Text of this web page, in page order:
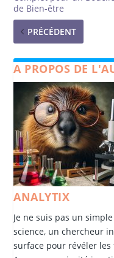
de Bien-être
PRÉCÉDENT
A PROPOS DE
ANALYTIX
Je ne suis pas un
science, un chercheur
surface pour révéler les